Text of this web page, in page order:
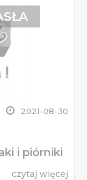
2021-08-30
i piórniki
czytaj więcej